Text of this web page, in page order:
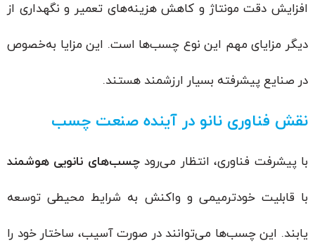
افزایش دقت مونتاژ و کاهش هزینه‌های تعمیر و نگهداری از
دیگر مزایای مهم این نوع چسب‌ها است. این مزایا به‌خصوص
در صنایع پیشرفته بسیار ارزشمند هستند.
نقش فناوری نانو در آینده صنعت چسب
با پیشرفت فناوری، انتظار می‌رود چسب‌های نانویی هوشمند
با قابلیت خودترمیمی و واکنش به شرایط محیطی توسعه
یابند. این چسب‌ها می‌توانند در صورت آسیب، ساختار خود را